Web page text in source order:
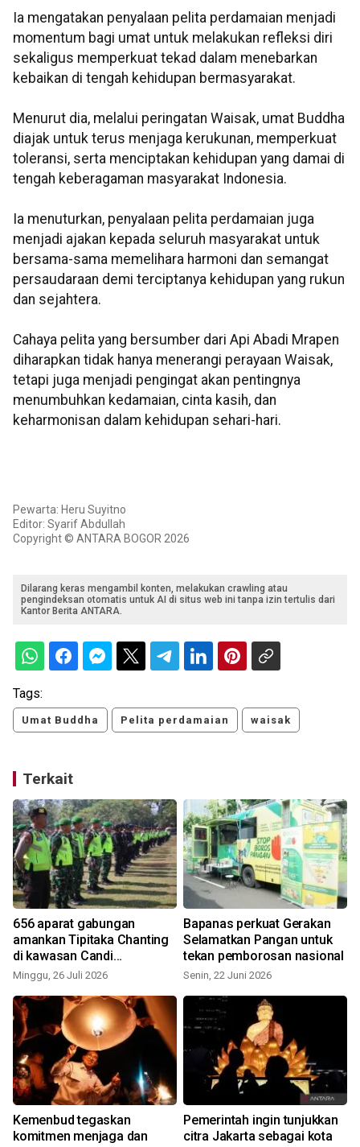
Ia mengatakan penyalaan pelita perdamaian menjadi
momentum bagi umat untuk melakukan refleksi diri
sekaligus memperkuat tekad dalam menebarkan
kebaikan di tengah kehidupan bermasyarakat.
Menurut dia, melalui peringatan Waisak, umat Buddha
diajak untuk terus menjaga kerukunan, memperkuat
toleransi, serta menciptakan kehidupan yang damai di
tengah keberagaman masyarakat Indonesia.
Ia menuturkan, penyalaan pelita perdamaian juga
menjadi ajakan kepada seluruh masyarakat untuk
bersama-sama memelihara harmoni dan semangat
persaudaraan demi terciptanya kehidupan yang rukun
dan sejahtera.
Cahaya pelita yang bersumber dari Api Abadi Mrapen
diharapkan tidak hanya menerangi perayaan Waisak,
tetapi juga menjadi pengingat akan pentingnya
menumbuhkan kedamaian, cinta kasih, dan
keharmonisan dalam kehidupan sehari-hari.
Pewarta: Heru Suyitno
Editor: Syarif Abdullah
Copyright © ANTARA BOGOR 2026
Dilarang keras mengambil konten, melakukan crawling atau
pengindeksan otomatis untuk AI di situs web ini tanpa izin tertulis dari
Kantor Berita ANTARA.
Tags:
Umat Buddha Pelita perdamaian waisak
Terkait
656 aparat gabungan
amankan Tipitaka Chanting
di kawasan Candi
Borobudur
Minggu, 26 Juli 2026
Bapanas perkuat Gerakan
Selamatkan Pangan untuk
tekan pemborosan nasional
Senin, 22 Juni 2026
Kemenbud tegaskan
komitmen menjaga dan
Pemerintah ingin tunjukkan
citra Jakarta sebagai kota